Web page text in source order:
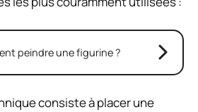
peindre une figurine ?
consiste à placer une